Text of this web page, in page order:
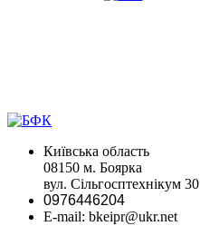
Київська область
08150 м. Боярка
вул. Сільгосптехнікум 30
0976446204
E-mail: bkeipr@ukr.net